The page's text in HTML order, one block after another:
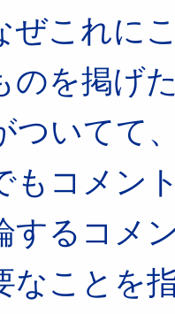
ぜこれに
のを掲げ
ついてて
もコメン
するコメ
なことを